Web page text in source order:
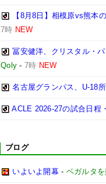
【8月8日】相模原vs熊本
7時 NEW
冨安健洋、クリスタル・
Qoly - 7時 NEW
名古屋グランパス、U-18
ACLE 2026-27の試合日程
ブログ
いよいよ開幕- ベガルタ